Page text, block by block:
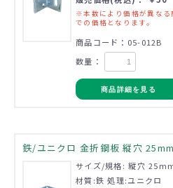
※本数により価格が異なる
での価格となります。
商品コード：05-012B
数量：
商品詳細を見る
鉄/ユニクロ 金折鋼板 縦穴 25mm
サイズ/規格: 縦穴
材質:鉄 処理:ユニクロ